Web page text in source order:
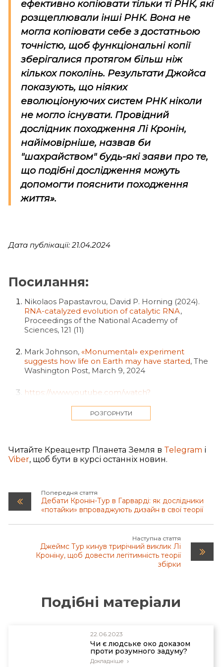
ефективно копіювати тільки ті РНК, які
розщеплювали інші РНК. Вона не
могла копіювати себе з достатньою
точністю, щоб функціональні копії
зберігалися протягом більш ніж
кількох поколінь. Результати Джойса
показують, що ніяких
еволюціонуючих систем РНК ніколи
не могло існувати. Провідний
дослідник походження Лі Кронін,
найімовірніше, назвав би
"шахрайством" будь-які заяви про те,
що подібні дослідження можуть
допомогти пояснити походження
життя».
Дата публікації: 21.04.2024
Посилання:
Nikolaos Papastavrou, David P. Horning (2024).
RNA-catalyzed evolution of catalytic RNA,
Proceedings of the National Academy of
Sciences, 121 (11)
Mark Johnson, «Monumental» experiment
suggests how life on Earth may have started, The
Washington Post, March 9, 2024
https://www.youtube.com/watch?
D P Bartel, J W Szostak (1993).Isolation of new
Xavier Portillo et al. (2021). Witnessing the
Brian Miller, James Tour Video Series on the Origin
of Life — Synthesis of the Building Blocks,
Evolution News & Science Today, March 31, 2021
Brian Miller, Jim Tour Unmasks Steve Benner’s
Double Standard and Inaccurate Commentary on
, Evolution News & Science Today,
Brian Miller,
James Tour Video Series on the Origin
of Life — Properly Combining Building Blocks
On the Origin of Life, James Tour
Exposes the Irrelevance of Lee Cronin’s Research
Evolution News & Science Today, February 16,
РОЗГОРНУТИ
Читайте Креацентр Планета Земля в Telegram і
Viber, щоб бути в курсі останніх новин.
Попередня стаття
Дебати Кронін-Тур в Гарварді: як дослідники
«потайки» впроваджують дизайн в свої теорії
Наступна стаття
Джеймс Тур кинув трирічний виклик Лі
Кроніну, щоб довести легітимність теорії
збірки
Подібні матеріали
22.06.2023
Чи є людське око доказом
проти розумного задуму?
Докладніше